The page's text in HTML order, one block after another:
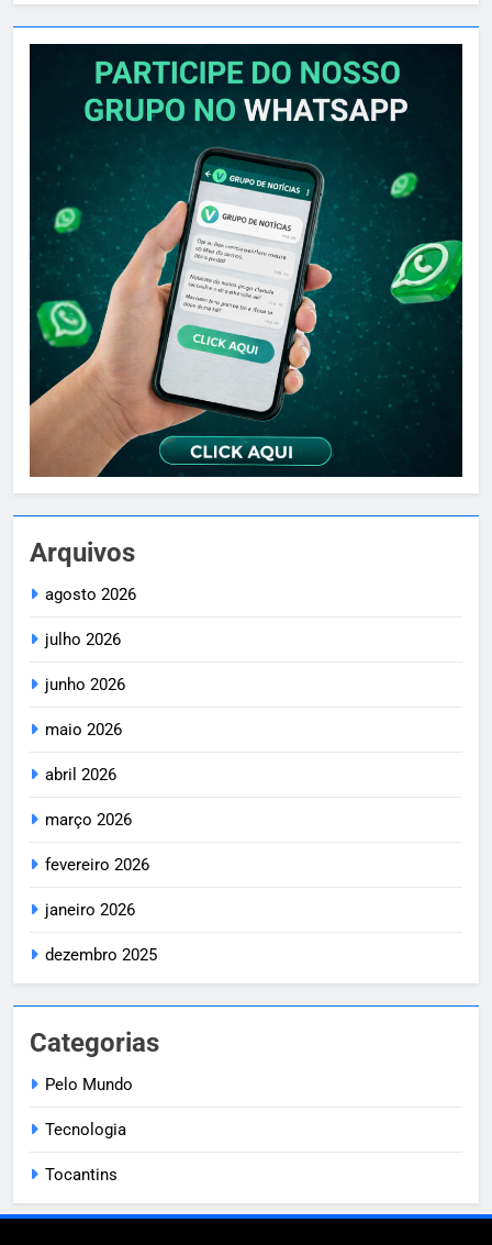
Arquivos
agosto 2026
julho 2026
junho 2026
maio 2026
abril 2026
março 2026
fevereiro 2026
janeiro 2026
dezembro 2025
Categorias
Pelo Mundo
Tecnologia
Tocantins